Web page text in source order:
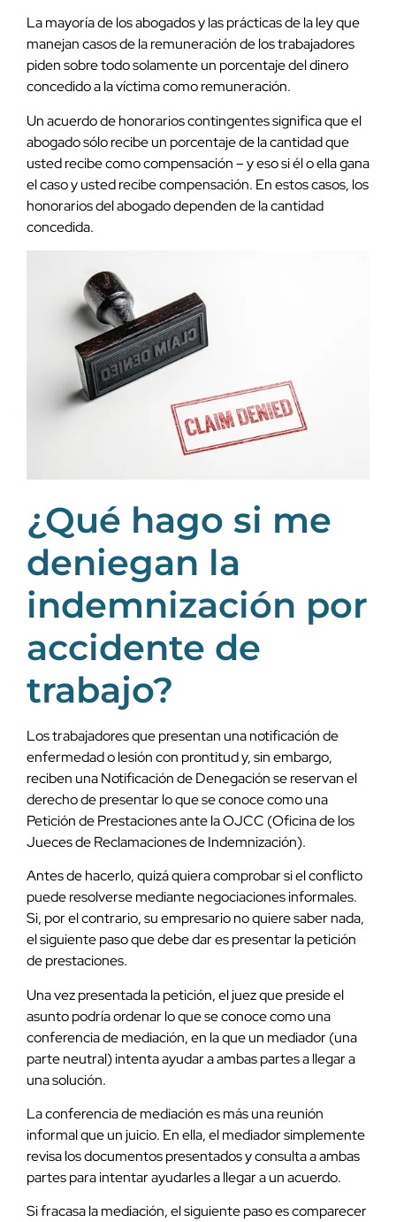
La mayoría de los abogados y las prácticas de la ley que
manejan casos de la remuneración de los trabajadores
piden sobre todo solamente un porcentaje del dinero
concedido a la víctima como remuneración.
Un acuerdo de honorarios contingentes significa que el
abogado sólo recibe un porcentaje de la cantidad que
usted recibe como compensación – y eso si él o ella gana
el caso y usted recibe compensación. En estos casos, los
honorarios del abogado dependen de la cantidad
concedida.
¿Qué hago si me
deniegan la
indemnización por
accidente de
trabajo?
Los trabajadores que presentan una notificación de
enfermedad o lesión con prontitud y, sin embargo,
reciben una Notificación de Denegación se reservan el
derecho de presentar lo que se conoce como una
Petición de Prestaciones ante la OJCC (Oficina de los
Jueces de Reclamaciones de Indemnización).
Antes de hacerlo, quizá quiera comprobar si el conflicto
puede resolverse mediante negociaciones informales.
Si, por el contrario, su empresario no quiere saber nada,
el siguiente paso que debe dar es presentar la petición
de prestaciones.
Una vez presentada la petición, el juez que preside el
asunto podría ordenar lo que se conoce como una
conferencia de mediación, en la que un mediador (una
parte neutral) intenta ayudar a ambas partes a llegar a
una solución.
La conferencia de mediación es más una reunión
informal que un juicio. En ella, el mediador simplemente
revisa los documentos presentados y consulta a ambas
partes para intentar ayudarles a llegar a un acuerdo.
Si fracasa la mediación, el siguiente paso es comparecer